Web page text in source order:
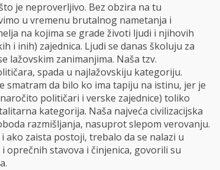
je neproverljivo. Bez obzira na tu
u vremenu brutalnog nametanja i
na kojima se grade životi ljudi i njihovih
i inih) zajednica. Ljudi se danas školuju za
lažovskim zanimanjima. Naša tzv.
spada u najlažovskiju kategoriju.
smatram da bilo ko ima tapiju na istinu, jer je
političari i verske zajednice) toliko
kategorija. Naša najveća civilizacijska
razmišljanja, nasuprot slepom verovanju.
ako zaista postoji, trebalo da se nalazi u
stavova i činjenica, govorili su